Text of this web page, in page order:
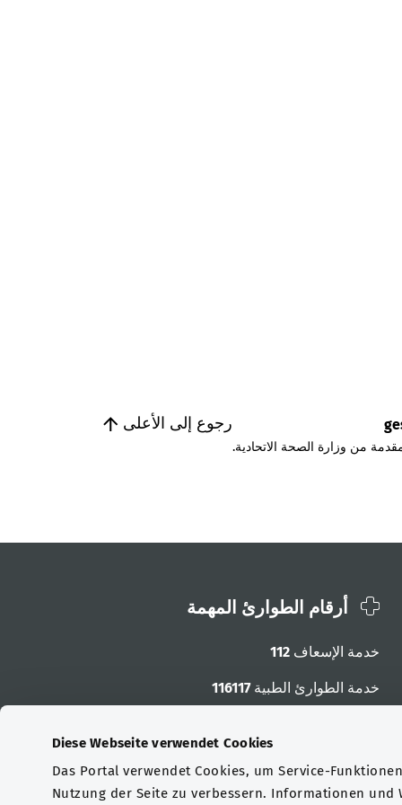
Diese Webseite verwendet Cookies
Das Portal verwendet Cookies, um Service-
Nutzung der Seite zu verbessern. Informationen
رجوع إلى الأعلى
من وزارة الصحة الاتحادية.
أرقام الطوارئ المهمة
خدمة الإسعاف 112
خدمة الطوارئ الطبية116117